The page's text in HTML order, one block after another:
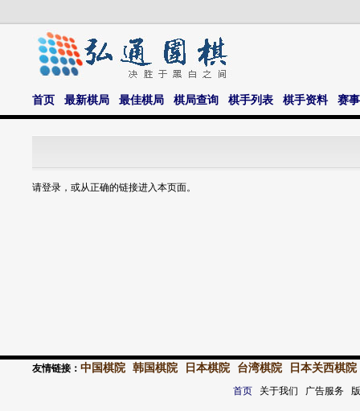
首页 最新棋局 最佳棋局 棋局查询 棋手列表 棋手资料 赛
请登录，或从正确的链接进入本页面。
友情链接： 中国棋院 韩国棋院 日本棋院 台湾棋院 日本关西棋院
首页关于我们 广告服务